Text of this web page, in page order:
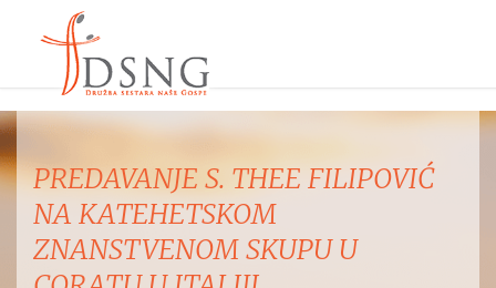
FILIPOVIĆ
U
MISNO SLAVLJE IZ
UZVIŠENJA SV.
RETFALA I